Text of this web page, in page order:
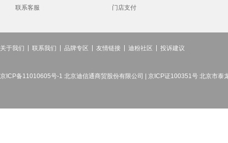
联系客服
门店支付
关于我们 联系我们 品牌专区 友情链接 迪粉社区 投诉建议
京ICP备11010605号-1 北京迪信通商贸股份有限公司 | 京ICP证100351号 北京市泰